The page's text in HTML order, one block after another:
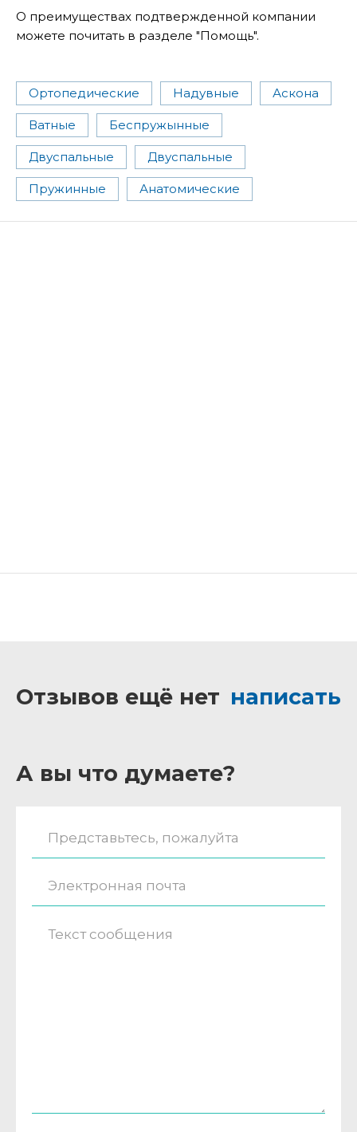
О преимуществах подтвержденной компании
можете почитать в разделе "Помощь".
Ортопедические Надувные Аскона
Ватные Беспружынные
Двуспальные Двуспальные
Пружинные Анатомические
Отзывов ещё нет написать
А вы что думаете?